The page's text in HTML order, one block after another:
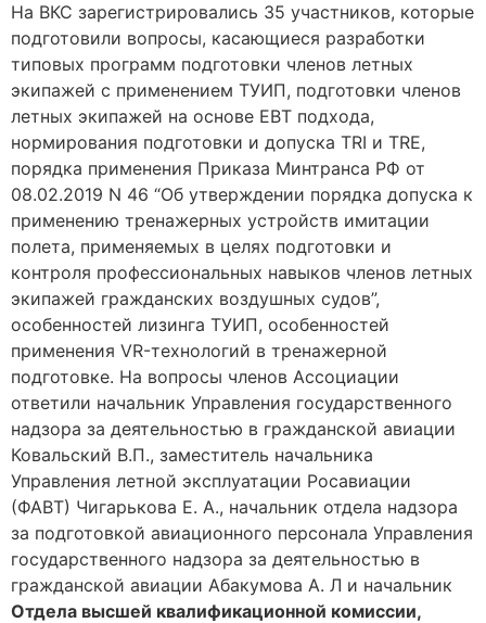
На ВКС зарегистрировались 35 участников, которые
подготовили вопросы, касающиеся разработки
типовых программ подготовки членов летных
экипажей с применением ТУИП, подготовки членов
летных экипажей на основе EBT подхода,
нормирования подготовки и допуска TRI и TRE,
порядка применения Приказа Минтранса РФ от
08.02.2019 N 46 “Об утверждении порядка допуска к
применению тренажерных устройств имитации
полета, применяемых в целях подготовки и
контроля профессиональных навыков членов летных
экипажей гражданских воздушных судов”,
особенностей лизинга ТУИП, особенностей
применения VR-технологий в тренажерной
подготовке. На вопросы членов Ассоциации
ответили начальник Управления государственного
надзора за деятельностью в гражданской авиации
Ковальский В.П., заместитель начальника
Управления летной эксплуатации Росавиации
(ФАВТ) Чигарькова Е. А., начальник отдела надзора
за подготовкой авиационного персонала Управления
государственного надзора за деятельностью в
гражданской авиации Абакумова А. Л и начальник
Отдела высшей квалификационной комиссии,